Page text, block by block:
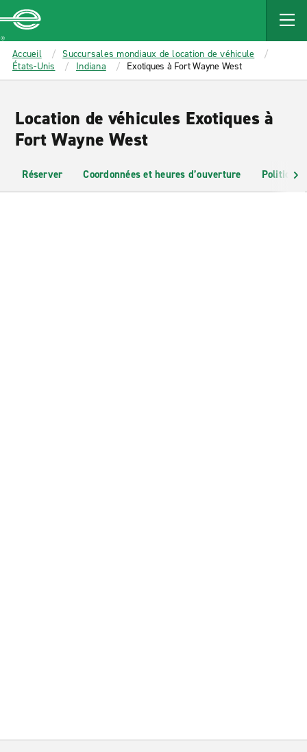
MAIN
CONTENT
Enterprise
Accueil
Succursales mondiaux de location de véhicule
États-Unis
Indiana Exotiques à Fort Wayne West
Location de véhicules Exotiques à
Fort Wayne West
Réserver Coordonnées et heures d’ouverture Politiques